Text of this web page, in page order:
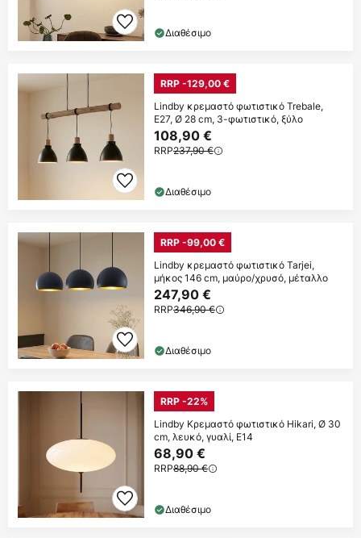
Διαθέσιμο
RRP -129,00 €
Lindby κρεμαστό φωτιστικό Trebale,
E27, Ø 28 cm, 3-φωτιστικό, ξύλο
108,90 €
RRP237,90 €
Διαθέσιμο
RRP -99,00 €
Lindby κρεμαστό φωτιστικό Tarjei,
μήκος 146 cm, μαύρο/χρυσό, μέταλλο
247,90 €
RRP346,90 €
Διαθέσιμο
RRP -22%
Lindby Κρεμαστό φωτιστικό Hikari, Ø 30
cm, λευκό, γυαλί, E14
68,90 €
RRP88,90 €
Διαθέσιμο